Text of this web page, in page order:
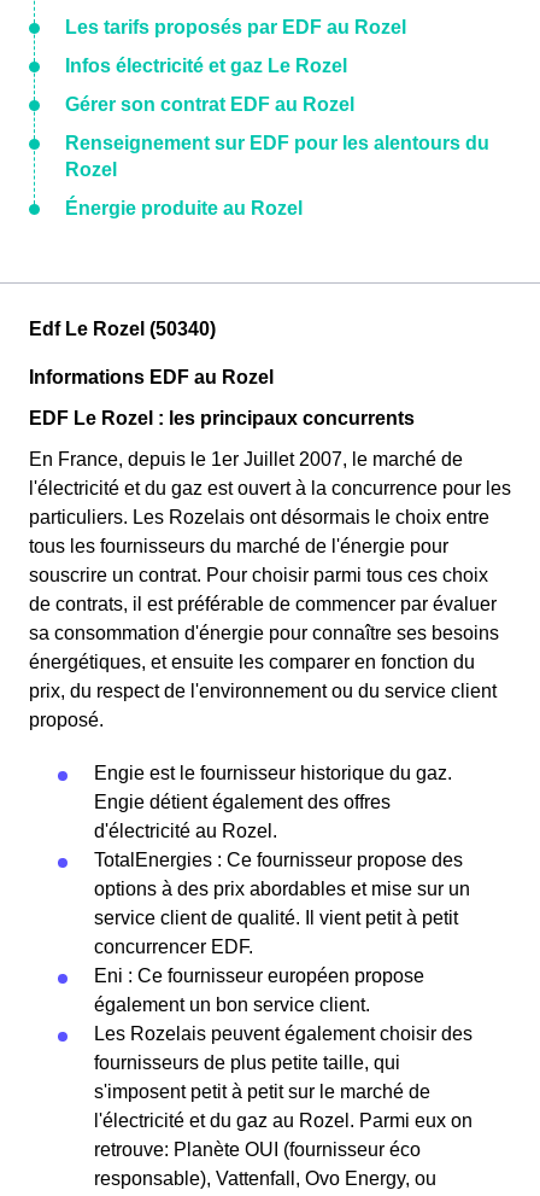
Les tarifs proposés par EDF au Rozel
Infos électricité et gaz Le Rozel
Gérer son contrat EDF au Rozel
Renseignement sur EDF pour les alentours du
Rozel
Énergie produite au Rozel
Edf Le Rozel (50340)
Informations EDF au Rozel
EDF Le Rozel : les principaux concurrents
En France, depuis le 1er Juillet 2007, le marché de
l'électricité et du gaz est ouvert à la concurrence pour les
particuliers. Les Rozelais ont désormais le choix entre
tous les fournisseurs du marché de l'énergie pour
souscrire un contrat. Pour choisir parmi tous ces choix
de contrats, il est préférable de commencer par évaluer
sa consommation d'énergie pour connaître ses besoins
énergétiques, et ensuite les comparer en fonction du
prix, du respect de l'environnement ou du service client
proposé.
Engie est le fournisseur historique du gaz.
Engie détient également des offres
d'électricité au Rozel.
TotalEnergies : Ce fournisseur propose des
options à des prix abordables et mise sur un
service client de qualité. Il vient petit à petit
concurrencer EDF.
Eni : Ce fournisseur européen propose
également un bon service client.
Les Rozelais peuvent également choisir des
fournisseurs de plus petite taille, qui
s'imposent petit à petit sur le marché de
l'électricité et du gaz au Rozel. Parmi eux on
retrouve: Planète OUI (fournisseur éco
responsable), Vattenfall, Ovo Energy, ou